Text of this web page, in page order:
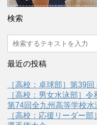
検索
最近の投稿
［高校：卓球部］第39
［高校：男女水泳部］
第74回全九州高等学校水
［高校：応援リーダー